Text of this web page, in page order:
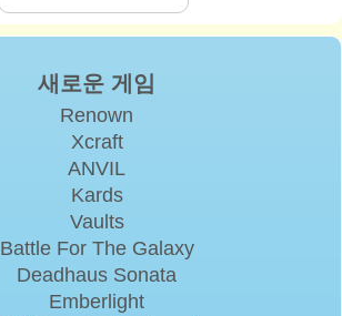
새로운 게임
Renown
Xcraft
ANVIL
Kards
Vaults
Battle For The Galaxy
Deadhaus Sonata
Emberlight